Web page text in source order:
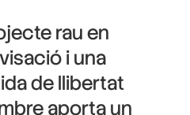
rau en
i una
de llibertat
aporta un